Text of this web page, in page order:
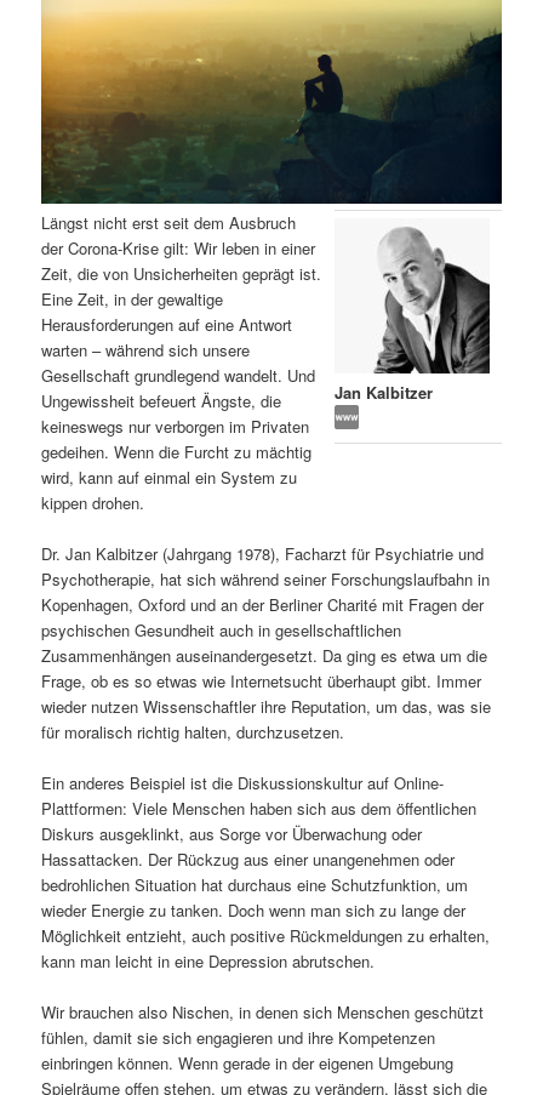
r
n
I
n
h
a
l
t
s
r
i
n
g
e
d
r
e
n
I
n
h
a
l
s
p
r
n
n
g
a
t
i
o
n
Jan Kalbitzer
Längst nicht erst seit dem Ausbruch
der Corona-Krise gilt: Wir leben in einer
Zeit, die von Unsicherheiten geprägt ist.
Eine Zeit, in der gewaltige
Herausforderungen auf eine Antwort
warten – während sich unsere
Gesellschaft grundlegend wandelt. Und
Ungewissheit befeuert Ängste, die
keineswegs nur verborgen im Privaten
gedeihen. Wenn die Furcht zu mächtig
wird, kann auf einmal ein System zu
kippen drohen.
Dr. Jan Kalbitzer (Jahrgang 1978), Facharzt für Psychiatrie und
Psychotherapie, hat sich während seiner Forschungslaufbahn in
Kopenhagen, Oxford und an der Berliner Charité mit Fragen der
psychischen Gesundheit auch in gesellschaftlichen
Zusammenhängen auseinandergesetzt. Da ging es etwa um die
Frage, ob es so etwas wie Internetsucht überhaupt gibt. Immer
wieder nutzen Wissenschaftler ihre Reputation, um das, was sie
für moralisch richtig halten, durchzusetzen.
Ein anderes Beispiel ist die Diskussionskultur auf Online-
Plattformen: Viele Menschen haben sich aus dem öffentlichen
Diskurs ausgeklinkt, aus Sorge vor Überwachung oder
Hassattacken. Der Rückzug aus einer unangenehmen oder
bedrohlichen Situation hat durchaus eine Schutzfunktion, um
wieder Energie zu tanken. Doch wenn man sich zu lange der
Möglichkeit entzieht, auch positive Rückmeldungen zu erhalten,
kann man leicht in eine Depression abrutschen.
Wir brauchen also Nischen, in denen sich Menschen geschützt
fühlen, damit sie sich engagieren und ihre Kompetenzen
einbringen können. Wenn gerade in der eigenen Umgebung
Spielräume offen stehen, um etwas zu verändern, lässt sich die